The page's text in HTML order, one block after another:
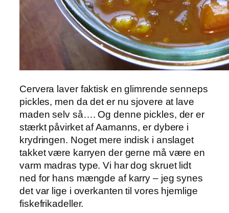
Cervera laver faktisk en glimrende senneps
pickles, men da det er nu sjovere at lave
maden selv så…. Og denne pickles, der er
stærkt påvirket af Aamanns, er dybere i
krydringen. Noget mere indisk i anslaget
takket være karryen der gerne må være en
varm madras type. Vi har dog skruet lidt
ned for hans mængde af karry – jeg synes
det var lige i overkanten til vores hjemlige
fiskefrikadeller.